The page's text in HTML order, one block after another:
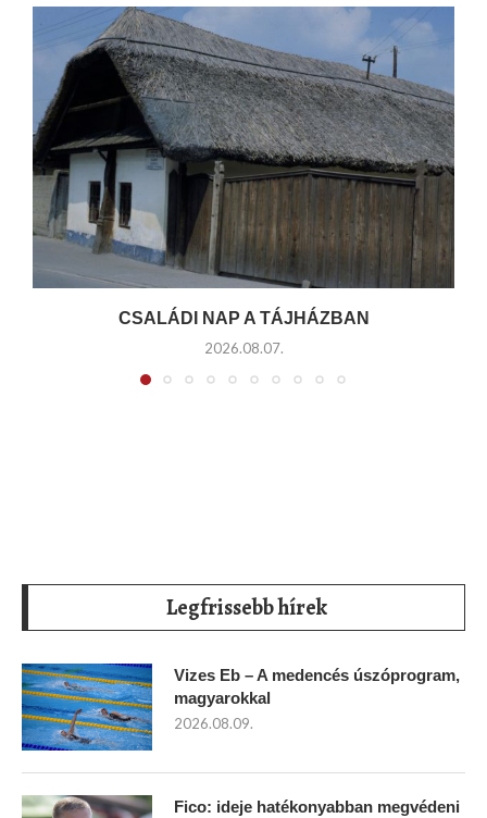
CSALÁDI NAP A TÁJHÁZBAN
2026.08.07.
Legfrissebb hírek
Vizes Eb – A medencés úszóprogram,
magyarokkal
2026.08.09.
Fico: ideje hatékonyabban megvédeni